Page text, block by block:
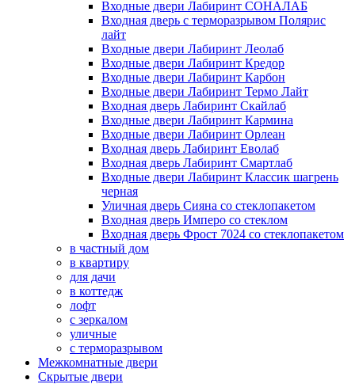
Входные двери Лабиринт СОНАЛАБ
Входная дверь с терморазрывом Полярис
лайт
Входные двери Лабиринт Леолаб
Входные двери Лабиринт Кредор
Входные двери Лабиринт Карбон
Входные двери Лабиринт Термо Лайт
Входная дверь Лабиринт Скайлаб
Входные двери Лабиринт Кармина
Входные двери Лабиринт Орлеан
Входная дверь Лабиринт Еволаб
Входная дверь Лабиринт Смартлаб
Входные двери Лабиринт Классик шагрень
черная
Уличная дверь Сияна со стеклопакетом
Входная дверь Имперо со стеклом
Входная дверь Фрост 7024 со стеклопакетом
в частный дом
в квартиру
для дачи
в коттедж
лофт
с зеркалом
уличные
с терморазрывом
Межкомнатные двери
Скрытые двери